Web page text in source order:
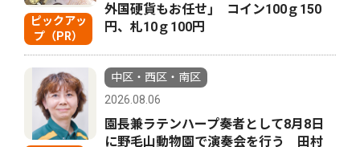
ピックアッ
プ（PR）
外国硬貨もお任せ｣ コイン100ｇ150
円、札10ｇ100円
中区・西区・南区
2026.08.06
園長兼ラテンハープ奏者として8月8日
に野毛山動物園で演奏会を行う 田村